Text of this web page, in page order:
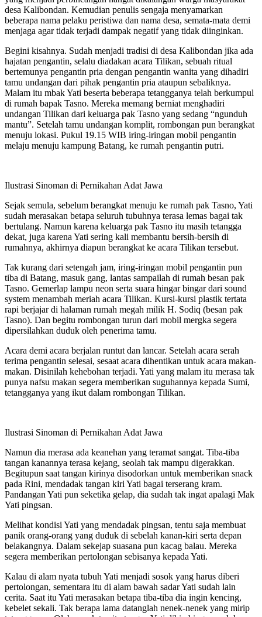
desa Kalibondan. Kemudian penulis sengaja menyamarkan
beberapa nama pelaku peristiwa dan nama desa, semata-mata demi
menjaga agar tidak terjadi dampak negatif yang tidak diinginkan.
Begini kisahnya. Sudah menjadi tradisi di desa Kalibondan jika ada
hajatan pengantin, selalu diadakan acara Tilikan, sebuah ritual
bertemunya pengantin pria dengan pengantin wanita yang dihadiri
tamu undangan dari pihak pengantin pria ataupun sebaliknya.
Malam itu mbak Yati beserta beberapa tetangganya telah berkumpul
di rumah bapak Tasno. Mereka memang berniat menghadiri
undangan Tilikan dari keluarga pak Tasno yang sedang “ngunduh
mantu”. Setelah tamu undangan komplit, rombongan pun berangkat
menuju lokasi. Pukul 19.15 WIB iring-iringan mobil pengantin
melaju menuju kampung Batang, ke rumah pengantin putri.
Ilustrasi Sinoman di Pernikahan Adat Jawa
Sejak semula, sebelum berangkat menuju ke rumah pak Tasno, Yati
sudah merasakan betapa seluruh tubuhnya terasa lemas bagai tak
bertulang. Namun karena keluarga pak Tasno itu masih tetangga
dekat, juga karena Yati sering kali membantu bersih-bersih di
rumahnya, akhirnya diapun berangkat ke acara Tilikan tersebut.
Tak kurang dari setengah jam, iring-iringan mobil pengantin pun
tiba di Batang, masuk gang, lantas sampailah di rumah besan pak
Tasno. Gemerlap lampu neon serta suara hingar bingar dari sound
system menambah meriah acara Tilikan. Kursi-kursi plastik tertata
rapi berjajar di halaman rumah megah milik H. Sodiq (besan pak
Tasno). Dan begitu rombongan turun dari mobil mergka segera
dipersilahkan duduk oleh penerima tamu.
Acara demi acara berjalan runtut dan lancar. Setelah acara serah
terima pengantin selesai, sesaat acara dihentikan untuk acara makan-
makan. Disinilah kehebohan terjadi. Yati yang malam itu merasa tak
punya nafsu makan segera memberikan suguhannya kepada Sumi,
tetangganya yang ikut dalam rombongan Tilikan.
Ilustrasi Sinoman di Pernikahan Adat Jawa
Namun dia merasa ada keanehan yang teramat sangat. Tiba-tiba
tangan kanannya terasa kejang, seolah tak mampu digerakkan.
Begitupun saat tangan kirinya disodorkan untuk memberikan snack
pada Rini, mendadak tangan kiri Yati bagai terserang kram.
Pandangan Yati pun seketika gelap, dia sudah tak ingat apalagi Mak
Yati pingsan.
Melihat kondisi Yati yang mendadak pingsan, tentu saja membuat
panik orang-orang yang duduk di sebelah kanan-kiri serta depan
belakangnya. Dalam sekejap suasana pun kacag balau. Mereka
segera memberikan pertolongan sebisanya kepada Yati.
Kalau di alam nyata tubuh Yati menjadi sosok yang harus diberi
pertolongan, sementara itu di alam bawah sadar Yati sudah lain
cerita. Saat itu Yati merasakan betapa tiba-tiba dia ingin kencing,
kebelet sekali. Tak berapa lama datanglah nenek-nenek yang mirip